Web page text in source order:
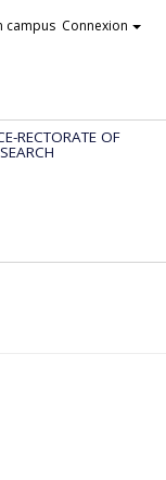
campus Connexion
RECTORATE OF